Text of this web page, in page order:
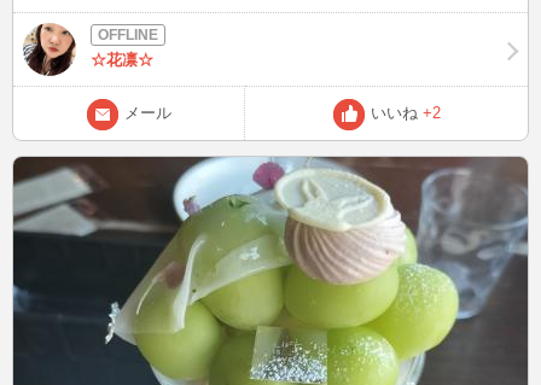
トinします。たわいない話から色々なことまで、よろしくデス！
☆花凛☆
メール いいね +2